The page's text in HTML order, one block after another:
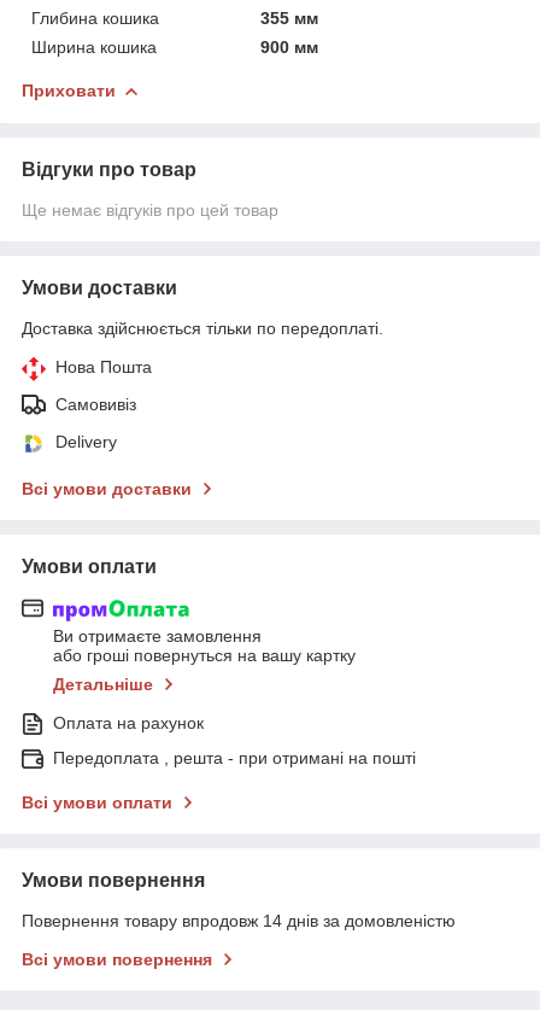
Глибина кошика
355 мм
Ширина кошика
900 мм
Приховати
Відгуки про товар
Ще немає відгуків про цей товар
Умови доставки
Доставка здійснюється тільки по передоплаті.
Нова Пошта
Самовивіз
Delivery
Всі умови доставки
Умови оплати
Ви отримаєте замовлення
або гроші повернуться на вашу картку
Детальніше
Оплата на рахунок
Передоплата , решта - при отримані на пошті
Всі умови оплати
Умови повернення
Повернення товару впродовж 14 днів за домовленістю
Всі умови повернення